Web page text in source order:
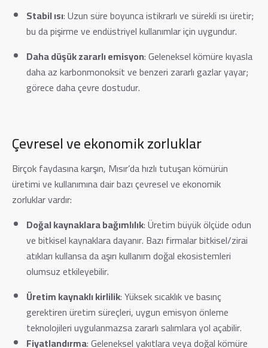
Stabil ısı: Uzun süre boyunca istikrarlı ve sürekli ısı üretir;
bu da pişirme ve endüstriyel kullanımlar için uygundur.
Daha düşük zararlı emisyon: Geleneksel kömüre kıyasla
daha az karbonmonoksit ve benzeri zararlı gazlar yayar;
görece daha çevre dostudur.
Çevresel ve ekonomik zorluklar
Birçok faydasına karşın, Mısır’da hızlı tutuşan kömürün
üretimi ve kullanımına dair bazı çevresel ve ekonomik
zorluklar vardır:
Doğal kaynaklara bağımlılık: Üretim büyük ölçüde odun
ve bitkisel kaynaklara dayanır. Bazı firmalar bitkisel/zirai
atıkları kullansa da aşırı kullanım doğal ekosistemleri
olumsuz etkileyebilir.
Üretim kaynaklı kirlilik: Yüksek sıcaklık ve basınç
gerektiren üretim süreçleri, uygun emisyon önleme
teknolojileri uygulanmazsa zararlı salımlara yol açabilir.
Fiyatlandırma: Geleneksel yakıtlara veya doğal kömüre